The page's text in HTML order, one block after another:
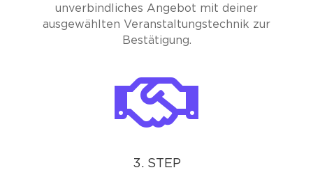
unverbindliches Angebot mit deiner
ausgewählten Veranstaltungstechnik zur
Bestätigung.

3. STEP